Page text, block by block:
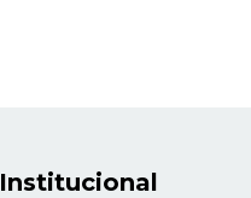
Institucional